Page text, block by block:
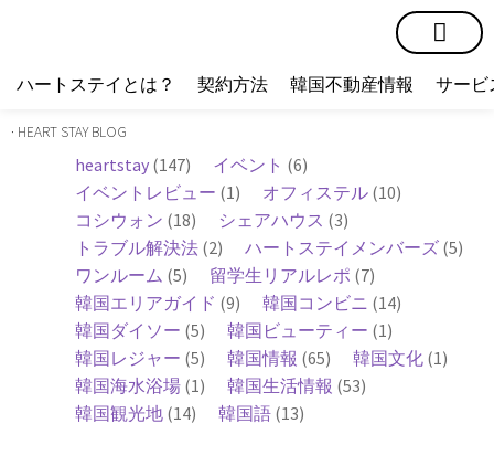
ハートステイとは？ 契約方法 韓国不動産情報 サービ
· HEART STAY BLOG
heartstay (147) イベント (6)
イベントレビュー (1) オフィステル (10)
コシウォン (18) シェアハウス (3)
トラブル解決法 (2) ハートステイメンバーズ (5)
ワンルーム (5) 留学生リアルレポ (7)
韓国エリアガイド (9) 韓国コンビニ (14)
韓国ダイソー (5) 韓国ビューティー (1)
韓国レジャー (5) 韓国情報 (65) 韓国文化 (1)
韓国海水浴場 (1) 韓国生活情報 (53)
韓国観光地 (14) 韓国語 (13)